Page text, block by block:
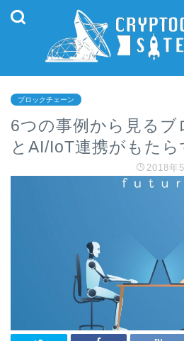
ブロックチェーン
6つの事例から見るブ
とAI/IoT連携がもたら
2018年